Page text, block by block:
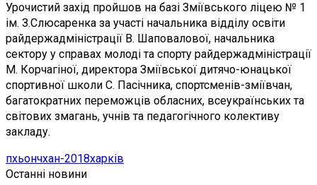
Урочистий захід пройшов на базі Зміївського ліцею № 1
ім. З.Слюсаренка за участі начальника відділу освіти
райдержадміністрації В. Шаповалової, начальника
сектору у справах молоді та спорту райдержадміністрації
М. Корчагіної, директора Зміївської дитячо-юнацької
спортивної школи С. Пасічника, спортсменів-зміївчан,
багатократних переможців обласних, всеукраїнських та
світових змагань, учнів та педагогічного колективу
закладу.
пхьончхан-2018харків
Останні новини